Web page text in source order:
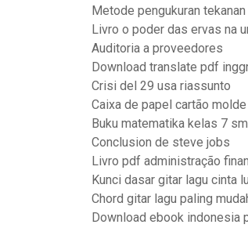
Metode pengukuran
Livro o poder das ervas na
Auditoria a proveedores
Download translate pdf
Crisi del 29 usa riassunto
Caixa de papel cartão molde
Buku matematika kelas 7
Conclusion de steve jobs
Livro pdf administração
Kunci dasar gitar lagu cinta
Chord gitar lagu paling
Download ebook indonesia